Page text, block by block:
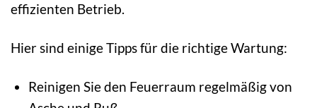
effizienten Betrieb.
Hier sind einige Tipps für die richtige Wartung:
Reinigen Sie den Feuerraum regelmäßig von